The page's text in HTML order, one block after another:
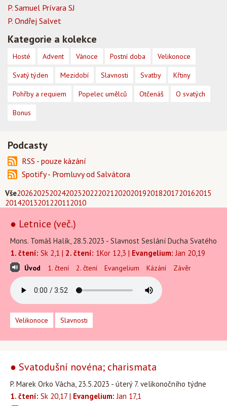
Vše202620252024202320222021202020192018201720162015
20142013201220112010
● Letnice (več.)
Mons. Tomáš Halík, 28.5.2023 - Slavnost Seslání Ducha Svatého
1. čtení: Sk 2,1 | 2. čtení: 1Kor 12,3 | Evangelium: Jan 20,19
Úvod 1. čtení 2. čtení Evangelium Kázání Závěr
Velikonoce Slavnosti
● Svatodušní novéna; charismata
P. Marek Orko Vácha, 23.5.2023 - úterý 7. velikonočního týdne
1. čtení: Sk 20,17 | Evangelium: Jan 17,1
P. Samuel Prívara SJ
P. Ondřej Salvet
Kategorie a kolekce
Hosté Advent Vánoce Postní doba Velikonoce
Svatý týden Mezidobí Slavnosti Svatby Křtiny
Pohřby a requiem Popelec umělců Otčenáš O svatých
Bonus
Podcasty
RSS - pouze kázání
Spotify - Promluvy od Salvátora